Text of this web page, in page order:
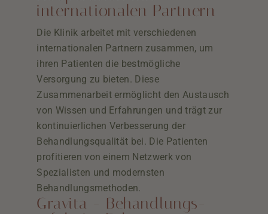
internationalen Partnern
Die Klinik arbeitet mit verschiedenen
internationalen Partnern zusammen, um
ihren Patienten die bestmögliche
Versorgung zu bieten. Diese
Zusammenarbeit ermöglicht den Austausch
von Wissen und Erfahrungen und trägt zur
kontinuierlichen Verbesserung der
Behandlungsqualität bei. Die Patienten
profitieren von einem Netzwerk von
Spezialisten und modernsten
Behandlungsmethoden.
Gravita - Behandlungs-